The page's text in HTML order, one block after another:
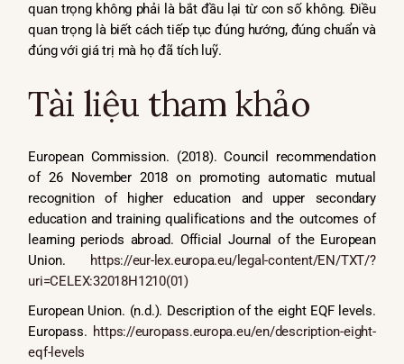
quan trọng không phải là bắt đầu lại từ con số không. Điều
quan trọng là biết cách tiếp tục đúng hướng, đúng chuẩn và
đúng với giá trị mà họ đã tích luỹ.
Tài liệu tham khảo
European Commission. (2018). Council recommendation
of 26 November 2018 on promoting automatic mutual
recognition of higher education and upper secondary
education and training qualifications and the outcomes of
learning periods abroad. Official Journal of the European
Union. https://eur-lex.europa.eu/legal-content/EN/TXT/?
uri=CELEX:32018H1210(01)
European Union. (n.d.). Description of the eight EQF levels.
Europass. https://europass.europa.eu/en/description-eight-
eqf-levels